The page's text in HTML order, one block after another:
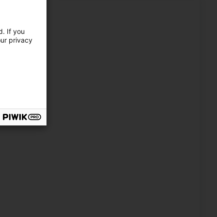
réalisé (la toiture est comme neuve). Je
them!
facade! Responsive and punctual!
! Réactif et ponctuel !
qui retrouve sa beauté grâce à la vapeur
If you
privacy